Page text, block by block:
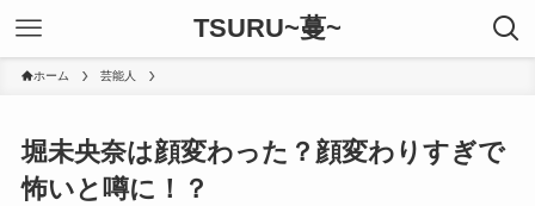
TSURU~蔓~
ホーム 芸能人
堀未央奈は顔変わった？顔変わりすぎで
怖いと噂に！？